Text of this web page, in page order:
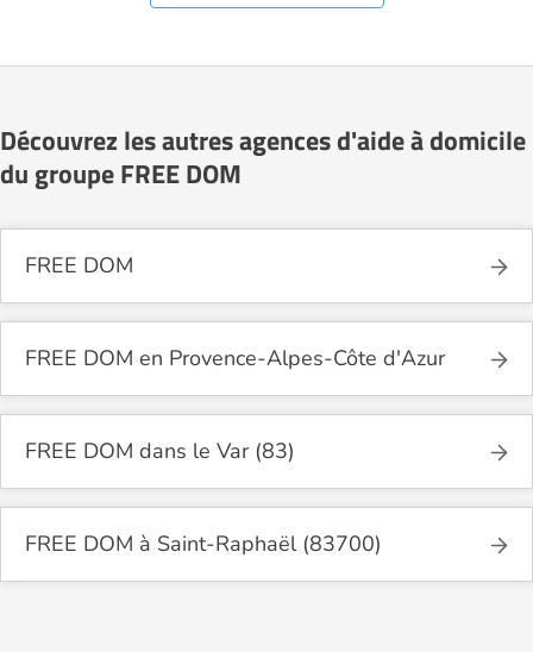
Découvrez les autres agences d'aide à domicile
du groupe FREE DOM
FREE DOM
FREE DOM en Provence-Alpes-Côte d'Azur
FREE DOM dans le Var (83)
FREE DOM à Saint-Raphaël (83700)